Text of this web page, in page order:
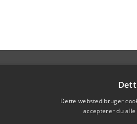
Dette websted bruger
accepterer du